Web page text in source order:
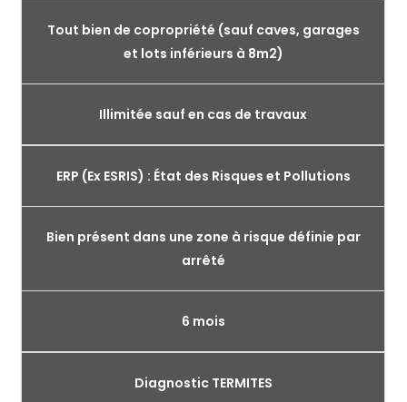
Tout bien de copropriété (sauf caves, garages
et lots inférieurs à 8m2)
Illimitée sauf en cas de travaux
ERP (Ex ESRIS) : État des Risques et Pollutions
Bien présent dans une zone à risque définie par
arrêté
6 mois
Diagnostic TERMITES